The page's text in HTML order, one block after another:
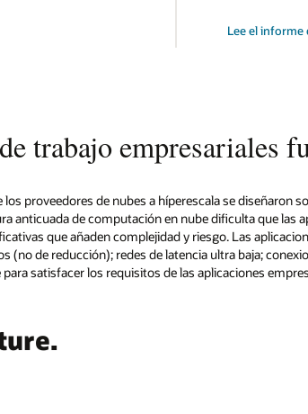
Lee el informe
trabajo empresariales
proveedores de nubes a híperescala se diseñaron
de computación en nube dificulta que las
que añaden complejidad y riesgo. Las
de reducción); redes de latencia ultra baja;
satisfacer los requisitos de las aplicaciones